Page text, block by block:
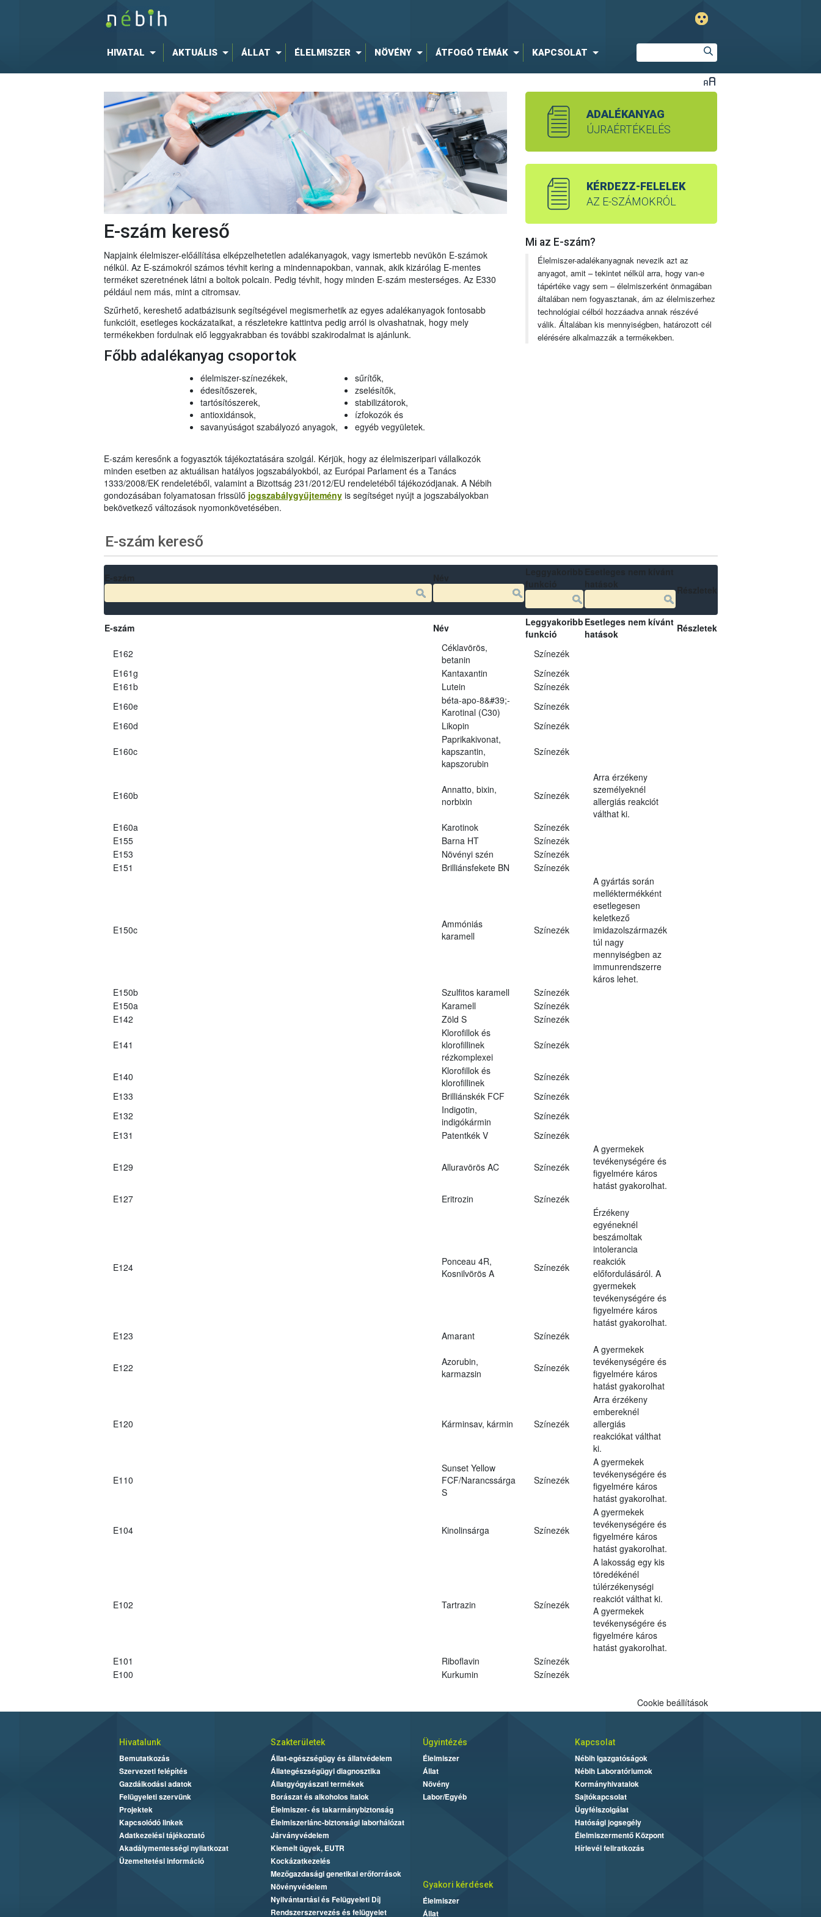
HIVATAL AKTUÁLIS ÁLLAT ÉLELMISZER NÖVÉNY ÁTFOGÓ TÉMÁK KAPCSOLAT
E-szám kereső
Napjaink élelmiszer-előállítása elképzelhetetlen adalékanyagok, vagy ismertebb nevükön E-számok
nélkül. Az E-számokról számos tévhit kering a mindennapokban, vannak, akik kizárólag E-mentes
terméket szeretnének látni a boltok polcain. Pedig tévhit, hogy minden E-szám mesterséges. Az E330
például nem más, mint a citromsav.
Szűrhető, kereshető adatbázisunk segítségével megismerhetik az egyes adalékanyagok fontosabb
funkcióit, esetleges kockázataikat, a részletekre kattintva pedig arról is olvashatnak, hogy mely
termékekben fordulnak elő leggyakrabban és további szakirodalmat is ajánlunk.
Főbb adalékanyag csoportok
élelmiszer-színezékek,
édesítőszerek,
tartósítószerek,
antioxidánsok,
savanyúságot szabályozó anyagok,
sűrítők,
zselésítők,
stabilizátorok,
ízfokozók és
egyéb vegyületek.
E-szám keresőnk a fogyasztók tájékoztatására szolgál. Kérjük, hogy az élelmiszeripari vállalkozók
minden esetben az aktuálisan hatályos jogszabályokból, az Európai Parlament és a Tanács
1333/2008/EK rendeletéből, valamint a Bizottság 231/2012/EU rendeletéből tájékozódjanak. A Nébih
gondozásában folyamatosan frissülő jogszabálygyűjteményis segítséget nyújt a jogszabályokban
bekövetkező változások nyomonkövetésében.
ADALÉKANYAG
ÚJRAÉRTÉKELÉS
KÉRDEZZ-FELELEK
AZ E-SZÁMOKRÓL
Mi az E-szám?
Élelmiszer-adalékanyagnak nevezik azt az
anyagot, amit – tekintet nélkül arra, hogy van-e
tápértéke vagy sem – élelmiszerként önmagában
általában nem fogyasztanak, ám az élelmiszerhez
technológiai célból hozzáadva annak részévé
válik. Általában kis mennyiségben, határozott cél
elérésére alkalmazzák a termékekben.
E-szám kereső
E-szám Név
Leggyakoribb
funkció
Esetleges nem kívánt
hatások
Részletek
E162
Céklavörös,
betanin
Színezék
E161g
Kantaxantin
Színezék
E161b
Lutein
Színezék
E160e
béta-apo-8&#39;-
Karotinal (C30)
Színezék
E160d
Likopin Színezék
E160c
Paprikakivonat,
kapszantin,
kapszorubin
Színezék
E160b
Annatto, bixin,
norbixin
Színezék
Arra érzékeny
személyeknél
allergiás reakciót
válthat ki.
E160a
Karotinok
Színezék
E155
Barna HT
Színezék
E153
Növényi szén
Színezék
E151
Brilliánsfekete BN Színezék
E150c
Ammóniás
karamell
Színezék
A gyártás során
melléktermékként
esetlegesen
keletkező
imidazolszármazék
túl nagy
mennyiségben az
immunrendszerre
káros lehet.
E150b
Szulfitos karamell
Színezék
E150a
Karamell
Színezék
E142
Zöld S Színezék
E141
Klorofillok és
klorofillinek
rézkomplexei
Színezék
E140
Klorofillok és
klorofillinek
Színezék
E133
Brilliánskék FCF
Színezék
E132
Indigotin,
indigókármin
Színezék
E131
Patentkék V Színezék
E129 Alluravörös AC Színezék
A gyermekek
tevékenységére és
figyelmére káros
hatást gyakorolhat.
E127
Eritrozin Színezék
E124
Ponceau 4R,
Kosnilvörös A
Színezék
Érzékeny
egyéneknél
beszámoltak
intolerancia
reakciók
előfordulásáról. A
gyermekek
tevékenységére és
figyelmére káros
hatást gyakorolhat.
E123
Amarant Színezék
E122
Azorubin,
karmazsin
Színezék
A gyermekek
tevékenységére és
figyelmére káros
hatást gyakorolhat
E120 Kárminsav, kármin Színezék
Arra érzékeny
embereknél
allergiás
reakciókat válthat
ki.
E110
Sunset Yellow
FCF/Narancssárga
S
Színezék
A gyermekek
tevékenységére és
figyelmére káros
hatást gyakorolhat.
E104 Kinolinsárga Színezék
A gyermekek
tevékenységére és
figyelmére káros
hatást gyakorolhat.
E102 Tartrazin Színezék
A lakosság egy kis
töredékénél
túlérzékenységi
reakciót válthat ki.
A gyermekek
tevékenységére és
figyelmére káros
hatást gyakorolhat.
E101
Riboflavin
Színezék
E100
Kurkumin Színezék
Cookie beállítások
Hivatalunk
Bemutatkozás
Szervezeti felépítés
Gazdálkodási adatok
Felügyeleti szervünk
Projektek
Kapcsolódó linkek
Adatkezelési tájékoztató
Akadálymentességi nyilatkozat
Üzemeltetési információ
Szakterületek
Állat-egészségügy és állatvédelem
Állategészségügyi diagnosztika
Állatgyógyászati termékek
Borászat és alkoholos italok
Élelmiszer- és takarmánybiztonság
Élelmiszerlánc-biztonsági laborhálózat
Járványvédelem
Kiemelt ügyek, EUTR
Kockázatkezelés
Mezőgazdasági genetikai erőforrások
Növényvédelem
Nyilvántartási és Felügyeleti Díj
Rendszerszervezés és felügyelet
Ügyintézés
Élelmiszer
Állat
Növény
Labor/Egyéb
Kapcsolat
Nébih Igazgatóságok
Nébih Laboratóriumok
Kormányhivatalok
Sajtókapcsolat
Ügyfélszolgálat
Hatósági jogsegély
Élelmiszermentő Központ
Hírlevél feliratkozás
Gyakori kérdések
Élelmiszer
Állat